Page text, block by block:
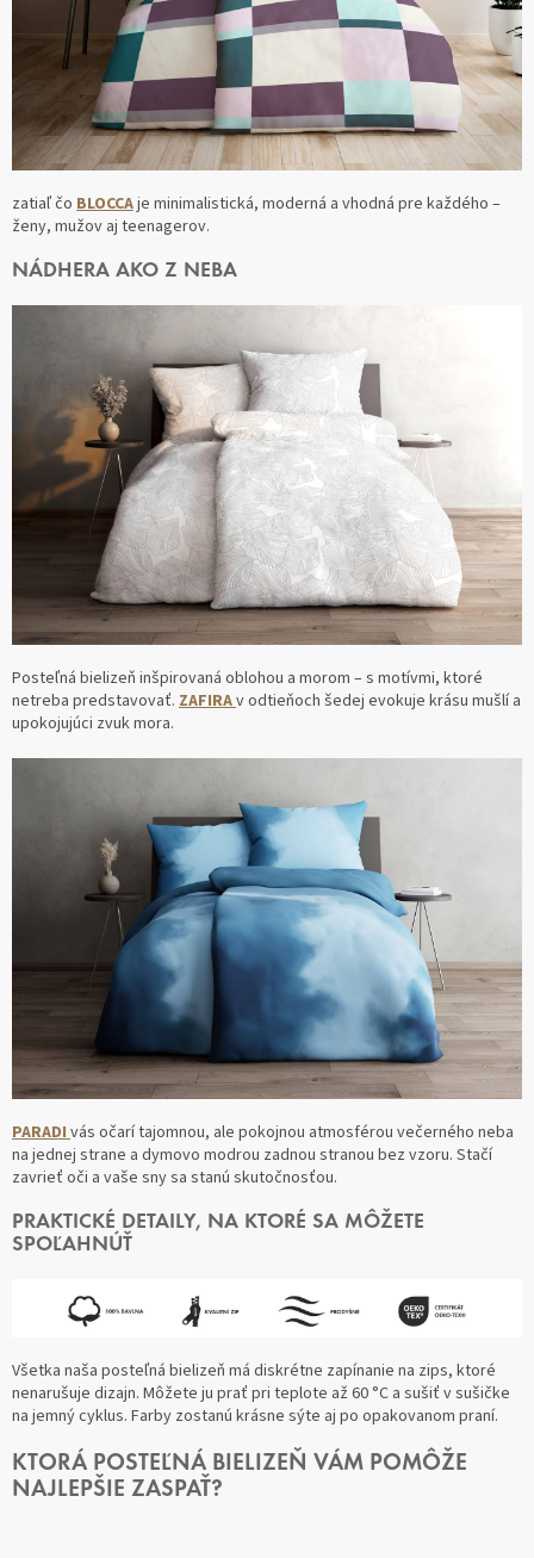
zatiaľ čo BLOCCAje minimalistická, moderná a vhodná pre každého –
ženy, mužov aj teenagerov.
NÁDHERA AKO Z NEBA
Posteľná bielizeň inšpirovaná oblohou a morom – s motívmi, ktoré
netreba predstavovať. ZAFIRAv odtieňoch šedej evokuje krásu mušlí a
upokojujúci zvuk mora.
PARADI vás očarí tajomnou, ale pokojnou atmosférou večerného neba
na jednej strane a dymovo modrou zadnou stranou bez vzoru. Stačí
zavrieť oči a vaše sny sa stanú skutočnosťou.
PRAKTICKÉ DETAILY, NA KTORÉ SA MÔŽETE
SPOĽAHNÚŤ
Všetka naša posteľná bielizeň má diskrétne zapínanie na zips, ktoré
nenarušuje dizajn. Môžete ju prať pri teplote až 60 °C a sušiť v sušičke
na jemný cyklus. Farby zostanú krásne sýte aj po opakovanom praní.
KTORÁ POSTEĽNÁ BIELIZEŇ VÁM POMÔŽE
NAJLEPŠIE ZASPAŤ?